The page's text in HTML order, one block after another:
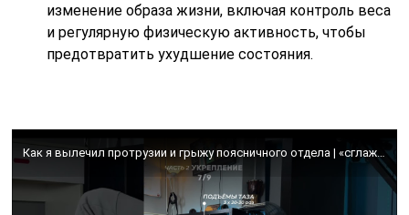
изменение образа жизни, включая контроль веса
и регулярную физическую активность, чтобы
предотвратить ухудшение состояния.